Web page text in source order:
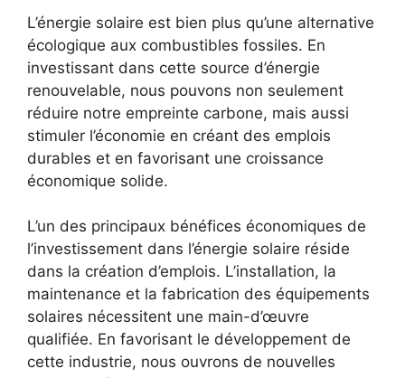
L’énergie solaire est bien‍ plus qu’une alternative‌
écologique aux combustibles fossiles. En
investissant ‌dans cette​ source d’énergie
renouvelable, nous pouvons non ​seulement
réduire notre empreinte carbone, mais aussi‍
stimuler l’économie en créant des ‌emplois
durables⁣ et en favorisant une croissance
économique solide.
L’un des⁣ principaux bénéfices économiques de
l’investissement dans l’énergie solaire réside
dans la création d’emplois. L’installation, ⁤la
maintenance et la fabrication des équipements‌
solaires nécessitent une main-d’œuvre
qualifiée.​ En favorisant‍ le⁢ développement de
cette ‌industrie, nous⁤ ouvrons de nouvelles